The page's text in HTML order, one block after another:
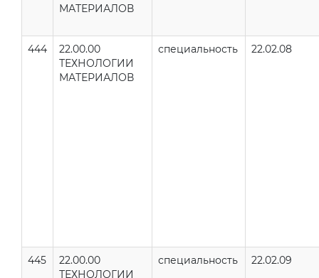
МАТЕРИАЛОВ
444
22.00.00
ТЕХНОЛОГИИ
МАТЕРИАЛОВ
специальность 22.02.08
445
22.00.00
ТЕХНОЛОГИИ
специальность 22.02.09